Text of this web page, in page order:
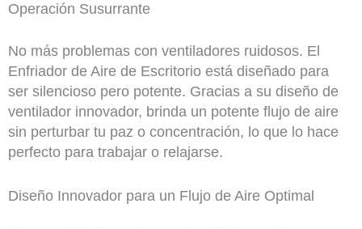
Operación Susurrante
No más problemas con ventiladores ruidosos. El
Enfriador de Aire de Escritorio está diseñado para
ser silencioso pero potente. Gracias a su diseño de
ventilador innovador, brinda un potente flujo de aire
sin perturbar tu paz o concentración, lo que lo hace
perfecto para trabajar o relajarse.
Diseño Innovador para un Flujo de Aire Optimal